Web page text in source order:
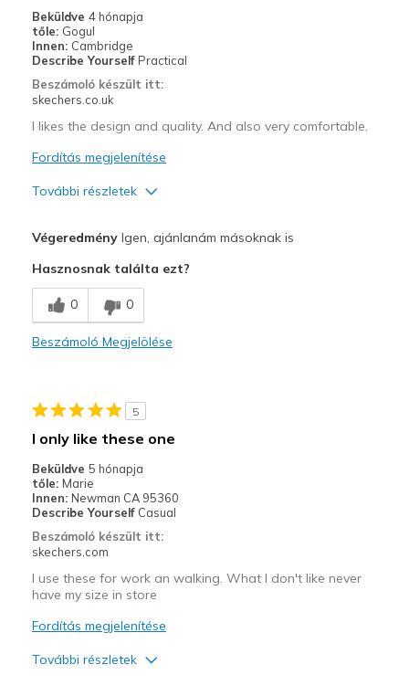
Width
Sizing
View On Shoes
Shoes are for Wearing
Beküldve 4 hónapja
tőle: Gogul
Innen: Cambridge
Describe Yourself Practical
Beszámoló készült itt:
skechers.co.uk
I likes the design and quality. And also very comfortable.
Fordítás megjelenítése
További részletek
Legjobb használat
Casual Wear
View On Shoes
I'm Into Shoes
VégeredményIgen, ajánlanám másoknak is
Hasznosnak találta ezt?
0 0
Beszámoló Megjelölése
5
I only like these one
Beküldve 5 hónapja
tőle: Marie
Innen: Newman CA 95360
Describe Yourself Casual
Beszámoló készült itt:
skechers.com
I use these for work an walking. What I don't like never
have my size in store
Fordítás megjelenítése
További részletek